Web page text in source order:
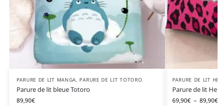
PARURE DE LIT MANGA, PARURE DE LIT TOTORO
Parure de lit bleue Totoro
89,90€
PARURE DE LIT
Parure de lit
69,90€ – 89,90€